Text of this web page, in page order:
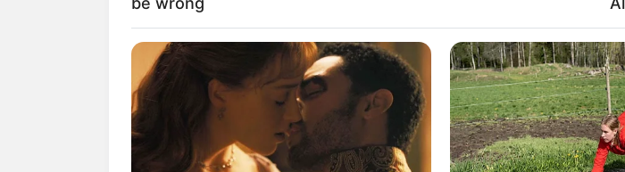
Suchen: